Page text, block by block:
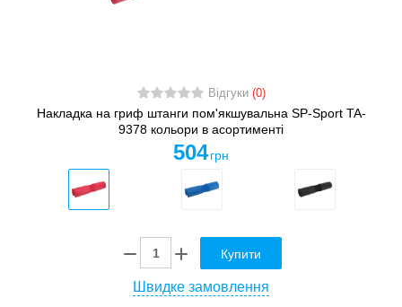
Відгуки (0)
Накладка на гриф штанги пом'якшувальна SP-Sport TA-
9378 кольори в асортименті
504 грн
Купити
Швидке замовлення